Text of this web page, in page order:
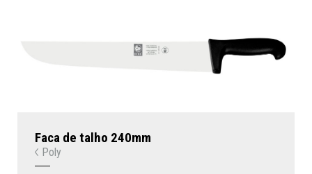
Faca de talho 240mm
Poly